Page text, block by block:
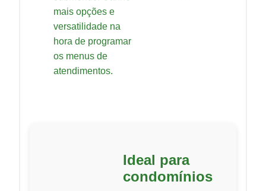
mais opções e
versatilidade na
hora de programar
os menus de
atendimentos.
Ideal para
condomínios